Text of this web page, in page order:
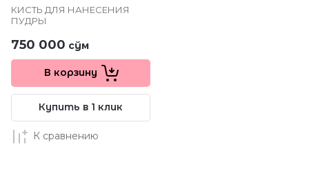
КИСТЬ ДЛЯ НАНЕСЕНИЯ
ПУДРЫ
750 000 сўм
В корзину
Купить в 1 клик
К сравнению